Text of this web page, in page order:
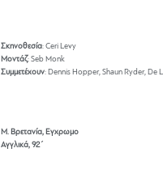
Σκηνοθεσία: Ceri Levy
Μοντάζ: Seb Monk
Συμμετέχουν: Dennis Hopper, Shaun Ryder, De
Μ. Βρετανία, Εγχρωμο
Αγγλικά, 92΄